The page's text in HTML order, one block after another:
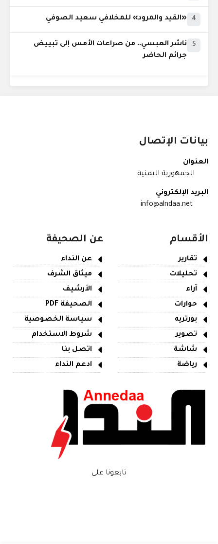
4 «القيد والمرود» للمخلافي سعيد الصوفي
5
ناشر العبسي.. من صراعات الأمس إلى تبييض
جرائم الحاضر
بيانات الإتصال
العنوان
الجمهورية اليمنية
البريد الإلكتروني
info@alndaa.net
الأقسام
تقارير
تحليلات
آراء
حوارات
بورتريه
تصوير
شاشة
رياضة
عن الصحيفة
عن النداء
ميثاق الشرف
الأرشيف
الصحيفة PDF
سياسة الخصوصية
شروط الاستخدام
اتصل بنا
ادعم النداء
تابعونا على